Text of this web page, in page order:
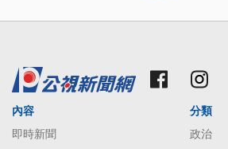
內容
即時新聞
分類
政治